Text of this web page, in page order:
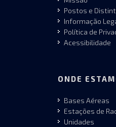
Postos e
Informação
Política de
Acessibilidade
ONDE
Bases Aéreas
Estações de
Unidades